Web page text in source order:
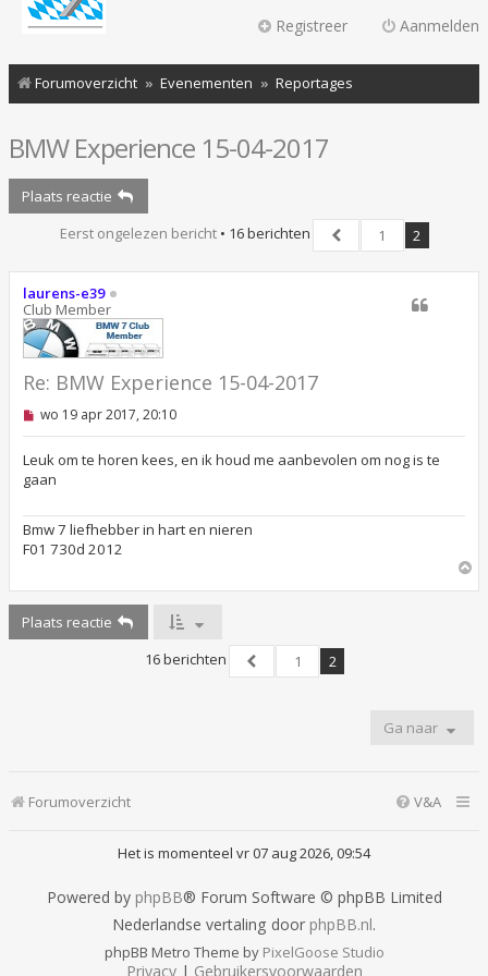
Aanmelden
Registreer
Forumoverzicht Evenementen Reportages
BMW Experience 15-04-2017
Plaats reactie
Eerst ongelezen bericht • 16 berichten
Vorige
1 2
laurens-e39
Club Member
Re: BMW Experience 15-04-2017
O
e
l
e
e
n
b
i
h
t
wo 19 apr 2017, 20:10
Leuk om te horen kees, en ik houd me aanbevolen om nog is te
gaan
Bmw 7 liefhebber in hart en nieren
F01 730d 2012
Plaats reactie
16 berichten
Vorige
1 2
Ga naar
Forumoverzicht V&A
Het is momenteel vr 07 aug 2026, 09:54
Powered by phpBB® Forum Software © phpBB Limited
Nederlandse vertaling door phpBB.nl.
phpBB Metro Theme by PixelGoose Studio
Privacy| Gebruikersvoorwaarden